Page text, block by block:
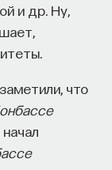
и др. Ну,
что
другие
был чуть